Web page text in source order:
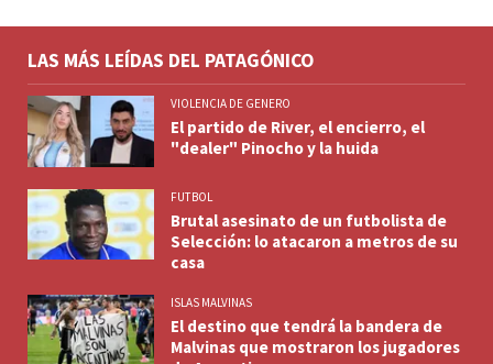
LAS MÁS LEÍDAS DEL PATAGÓNICO
VIOLENCIA DE GENERO
El partido de River, el encierro, el
"dealer" Pinocho y la huida
FUTBOL
Brutal asesinato de un futbolista de
Selección: lo atacaron a metros de su
casa
ISLAS MALVINAS
El destino que tendrá la bandera de
Malvinas que mostraron los jugadores